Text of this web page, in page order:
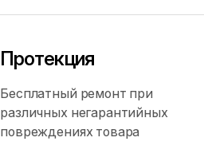
Протекция
Бесплатный ремонт при
различных негарантийных
повреждениях товара